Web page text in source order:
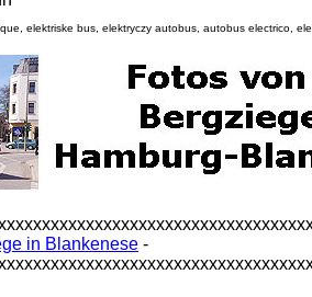
elektriske bus, elektryczy autobus, autobus electrico,
in Blankenese -